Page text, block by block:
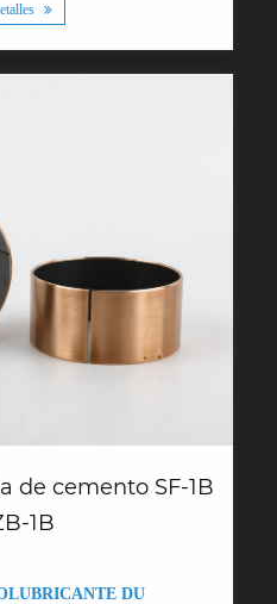
de cemento SF-1B
1B
DU